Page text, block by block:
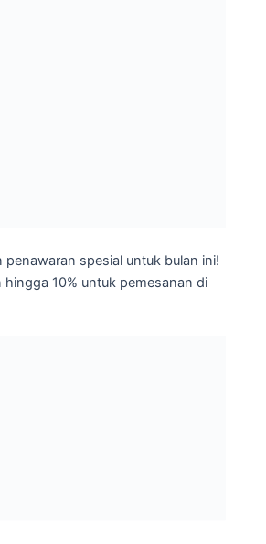
spesial untuk bulan ini!
10% untuk pemesanan di